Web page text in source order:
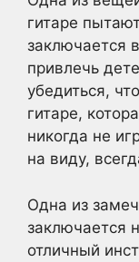
гитаре
заключается
привлечь
убедиться,
гитаре,
никогда не
на виду,
Одна из
заключается
отличный